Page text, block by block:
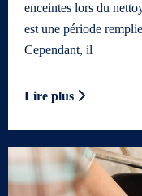
enceintes lors du
est une période
Cependant, il
Lire plus